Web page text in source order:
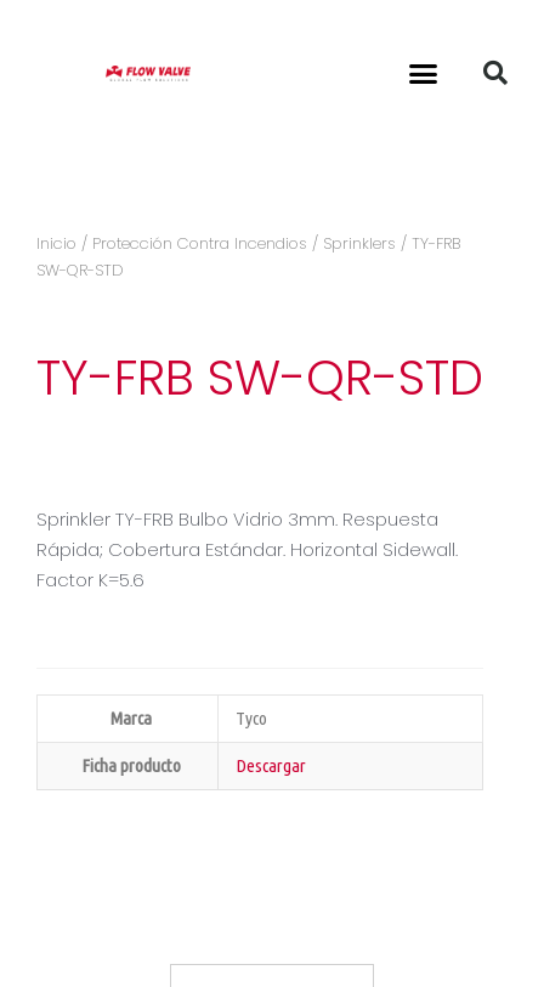
Inicio / Protección Contra Incendios / Sprinklers / TY-FRB
SW-QR-STD
TY-FRB SW-QR-STD
Sprinkler TY-FRB Bulbo Vidrio 3mm. Respuesta
Rápida; Cobertura Estándar. Horizontal Sidewall.
Factor K=5.6
Marca Tyco
Ficha producto Descargar